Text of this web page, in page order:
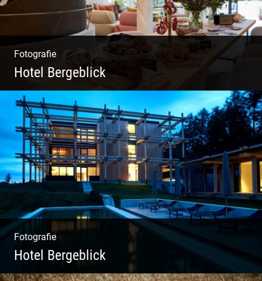
Fotografie
Hotel Bergeblick
Zweites Shooting für das Designhotel in Bad
Tölz
Fotografie
Hotel Bergeblick